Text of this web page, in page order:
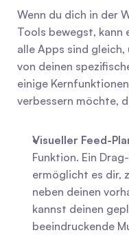
Wenn du dich in der
Tools bewegst, kann
alle Apps sind
von deinen
einige
verbessern möchte,
Visueller Feed-
Funktion. Ein
ermöglicht es dir,
neben deinen
kannst deinen
beeindruckende